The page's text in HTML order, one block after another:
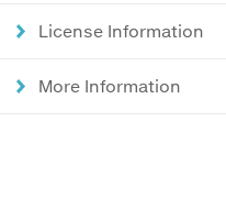
License Information
More Information